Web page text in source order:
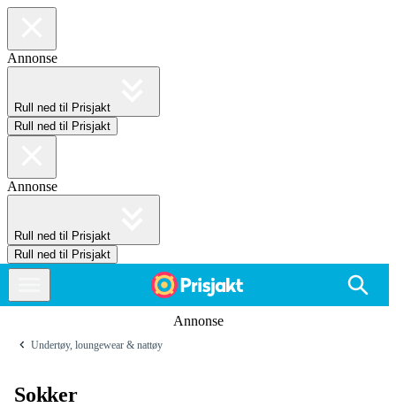
Annonse
Rull ned til Prisjakt
Rull ned til Prisjakt
Annonse
Rull ned til Prisjakt
Rull ned til Prisjakt
Annonse
Undertøy, loungewear & nattøy
Sokker